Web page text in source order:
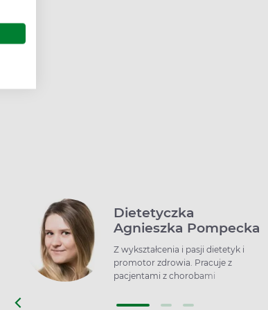
Dietetyczka
Agnieszka Pompecka
Z wykształcenia i pasji dietetyk i
promotor zdrowia. Pracuje z
pacjentami z chorobami
żywieniowego i osobami, które chcą